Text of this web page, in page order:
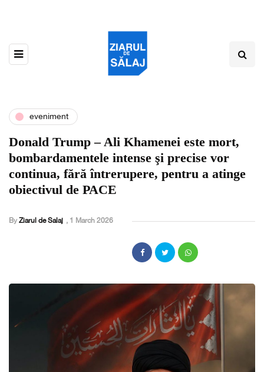
eveniment
Donald Trump – Ali Khamenei este mort,
bombardamentele intense şi precise vor
continua, fără întrerupere, pentru a atinge
obiectivul de PACE
By Ziarul de Salaj , 1 March 2026